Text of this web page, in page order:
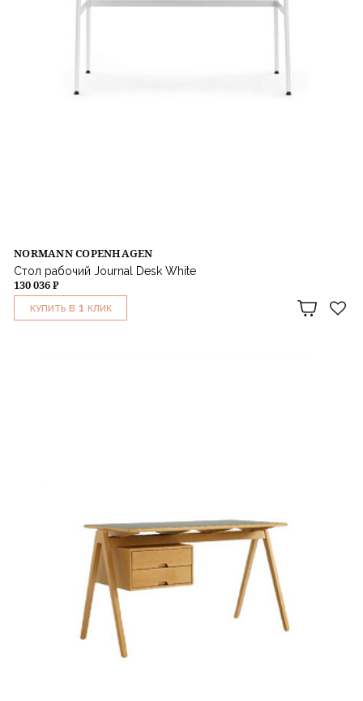
NORMANN COPENHAGEN
Стол рабочий Journal Desk White
130 036 ₽
КУПИТЬ В 1 КЛИК